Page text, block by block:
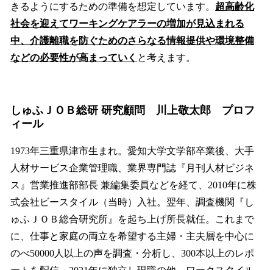
きるようにするための準備を想定しています。 超高齢化
社会を迎えてワーキングケアラーの増加が見込まれる
中、介護離職を防ぐためのさらなる情報提供や環境整備
などの必要性が高まっていく と考えます。
しゅふＪＯＢ総研 研究顧問 川上敬太郎 プロフ
ィール
1973年三重県津市生まれ。愛知大学文学部卒業後、大手
人材サービス企業管理職、業界専門誌『月刊人材ビジネ
ス』営業推進部部長 兼編集委員などを経て、2010年に株
式会社ビースタイル（当時）入社。翌年、調査機関『し
ゅふＪＯＢ総合研究所』を起ち上げ所長就任。これまで
に、仕事と家庭の両立を希望する主婦・主夫層を中心に
のべ50000人以上の声を調査・分析し、300本以上のレポ